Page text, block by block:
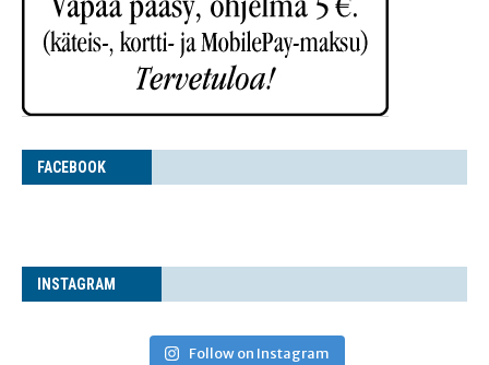
FACE­BOOK
INS­TA­GRAM
Follow on Instagram